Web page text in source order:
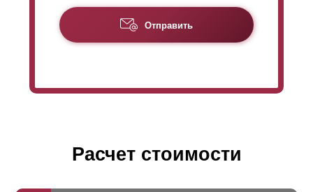
Отправить
Расчет стоимости